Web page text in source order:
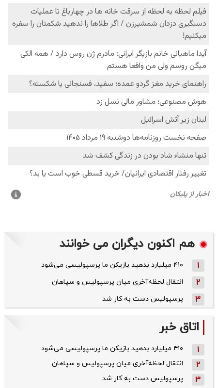
هم اکنون دیگران می خوانند
1 ۴۱۰ میلیارد بدهید بازیکن ما پرسپولیسی می‌شود
2 انتقال لحظه‌آخری میان پرسپولیس و سپاهان
3 پرسپولیس دست به کار شد
اتاق خبر
1 ۴۱۰ میلیارد بدهید بازیکن ما پرسپولیسی می‌شود
2 انتقال لحظه‌آخری میان پرسپولیس و سپاهان
3 پرسپولیس دست به کار شد